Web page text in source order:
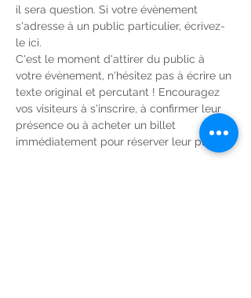
il sera question. Si votre évènement
s'adresse à un public particulier, écrivez-
le ici.
C'est le moment d'attirer du public à
votre évènement, n'hésitez pas à écrire un
texte original et percutant ! Encouragez
vos visiteurs à s'inscrire, à confirmer leur
présence ou à acheter un billet
immédiatement pour réserver leur place.